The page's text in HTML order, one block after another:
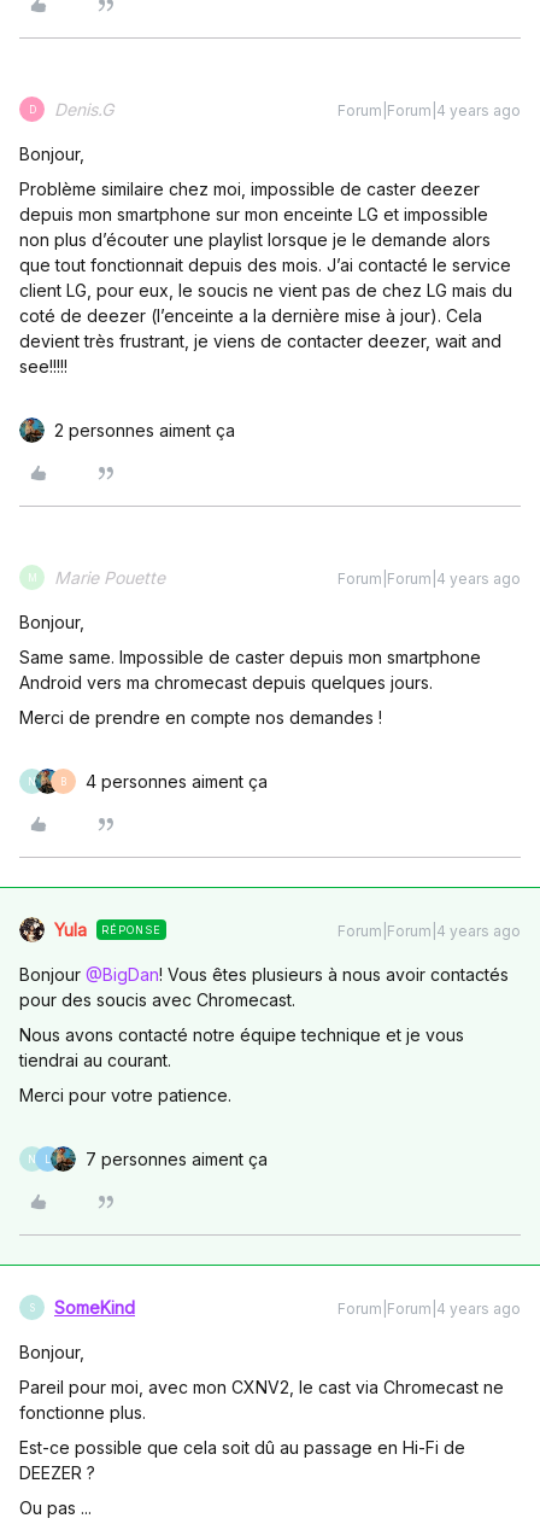
D Denis.G Forum|Forum|4 years ago
Bonjour,
Problème similaire chez moi, impossible de caster deezer
depuis mon smartphone sur mon enceinte LG et impossible
non plus d’écouter une playlist lorsque je le demande alors
que tout fonctionnait depuis des mois. J’ai contacté le service
client LG, pour eux, le soucis ne vient pas de chez LG mais du
coté de deezer (l’enceinte a la dernière mise à jour). Cela
devient très frustrant, je viens de contacter deezer, wait and
see!!!!!
2 personnes aiment ça
M Marie Pouette Forum|Forum|4 years ago
Bonjour,
Same same. Impossible de caster depuis mon smartphone
Android vers ma chromecast depuis quelques jours.
Merci de prendre en compte nos demandes !
N B 4 personnes aiment ça
Yula RÉPONSE Forum|Forum|4 years ago
Bonjour @BigDan! Vous êtes plusieurs à nous avoir contactés
pour des soucis avec Chromecast.
Nous avons contacté notre équipe technique et je vous
tiendrai au courant.
Merci pour votre patience.
N 7 personnes aiment ça
S SomeKind Forum|Forum|4 years ago
Bonjour,
Pareil pour moi, avec mon CXNV2, le cast via Chromecast ne
fonctionne plus.
Est-ce possible que cela soit dû au passage en Hi-Fi de
DEEZER ?
Ou pas ...